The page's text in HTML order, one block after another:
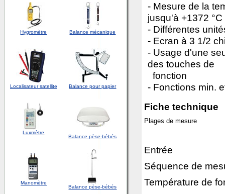
Hygromètre Balance mécanique
Localisateur satellite Balance pour papier
Luxmètre
Balance pèse-bébés
Manomètre
Balance pèse-bébés
- Mesure de la
jusqu'à +1372 °C
- Différentes
- Ecran à 3 1/2
- Usage d'une
des touches de
fonction
- Fonctions min.
Fiche technique
Plages de mesure
Entrée
Séquence de
Température de